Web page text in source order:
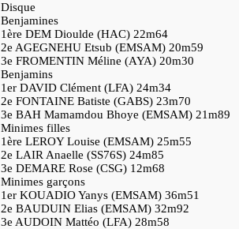
Disque
Benjamines
1ère DEM Dioulde (HAC) 22m64
2e AGEGNEHU Etsub (EMSAM) 20m59
3e FROMENTIN Méline (AYA) 20m30
Benjamins
1er DAVID Clément (LFA) 24m34
2e FONTAINE Batiste (GABS) 23m70
3e BAH Mamamdou Bhoye (EMSAM) 21m89
Minimes filles
1ère LEROY Louise (EMSAM) 25m55
2e LAIR Anaelle (SS76S) 24m85
3e DEMARE Rose (CSG) 12m68
Minimes garçons
1er KOUADIO Yanys (EMSAM) 36m51
2e BAUDUIN Elias (EMSAM) 32m92
3e AUDOIN Mattéo (LFA) 28m58